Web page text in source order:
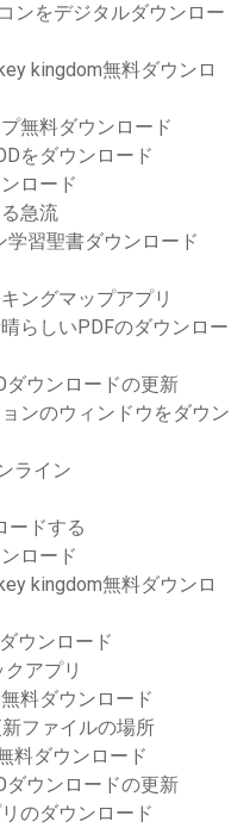
ンをデジタルダウンロー
kingdom無料ダウンロ
無料ダウンロード
をダウンロード
ロード
急流
習聖書ダウンロード
ングマップアプリ
らしいPDFのダウンロー
ダウンロードの更新
ンのウィンドウをダウン
ライン
ードする
ロード
kingdom無料ダウンロ
ウンロード
アプリ
料ダウンロード
ファイルの場所
料ダウンロード
ダウンロードの更新
のダウンロード